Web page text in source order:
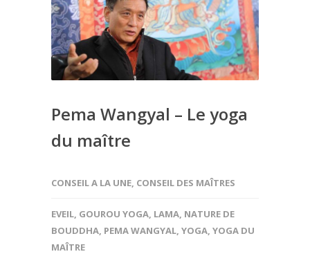
Pema Wangyal – Le yoga
du maître
CONSEIL A LA UNE, CONSEIL DES MAÎTRES
EVEIL, GOUROU YOGA, LAMA, NATURE DE
BOUDDHA, PEMA WANGYAL, YOGA, YOGA DU
MAÎTRE